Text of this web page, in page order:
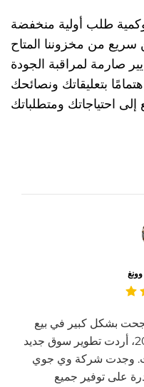
طلب أولية منخفضة
من مخزوننا المتاح
صارمة لمراقبة الجودة
بتعليقاتك ونصائحك
إلى احتياجاتك ومتطلباتك
وونغ
نجحت بشكل كبير في بيع
أقمشة الألعاب محليًا. في عام 2018، أردت تطوير سوق جديد
وجدت شركة وي جوي
على توفير جميع